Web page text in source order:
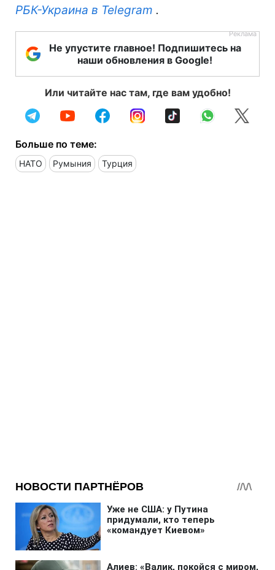
РБК-Украина в Telegram .
Не упустите главное! Подпишитесь на
наши обновления в Google!
Или читайте нас там, где вам удобно!
Больше по теме:
НАТО Румыния Турция